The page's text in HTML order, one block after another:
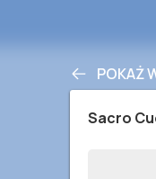
POKAŻ
Sacro